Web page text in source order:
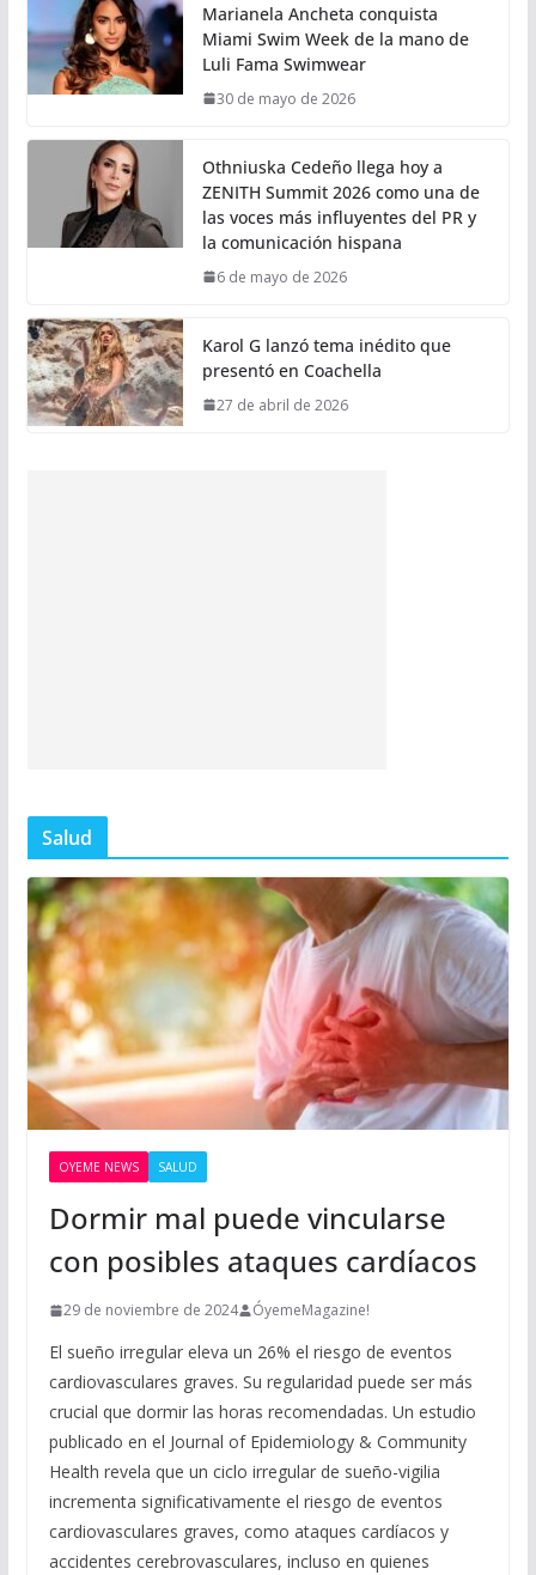
Marianela Ancheta conquista
Miami Swim Week de la mano de
Luli Fama Swimwear
30 de mayo de 2026
Othniuska Cedeño llega hoy a
ZENITH Summit 2026 como una de
las voces más influyentes del PR y
la comunicación hispana
6 de mayo de 2026
Karol G lanzó tema inédito que
presentó en Coachella
27 de abril de 2026
Salud
OYEME NEWS SALUD
Dormir mal puede vincularse
con posibles ataques cardíacos
29 de noviembre de 2024 ÓyemeMagazine!
El sueño irregular eleva un 26% el riesgo de eventos
cardiovasculares graves. Su regularidad puede ser más
crucial que dormir las horas recomendadas. Un estudio
publicado en el Journal of Epidemiology & Community
Health revela que un ciclo irregular de sueño-vigilia
incrementa significativamente el riesgo de eventos
cardiovasculares graves, como ataques cardíacos y
accidentes cerebrovasculares, incluso en quienes